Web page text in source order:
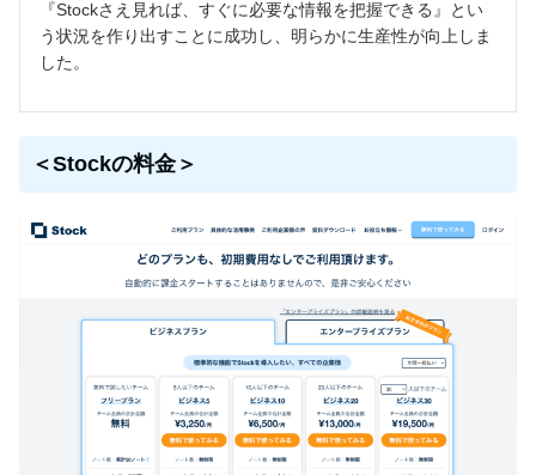
『Stockさえ見れば、すぐに必要な情報を把握できる』とい
う状況を作り出すことに成功し、明らかに生産性が向上しま
した。
＜Stockの料金＞